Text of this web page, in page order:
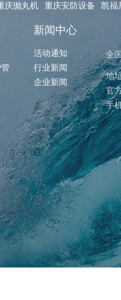
庆抛丸机 重庆安防设备 凯福
新闻中心
活动通知
行业新闻
企业新闻
全
地
官
手